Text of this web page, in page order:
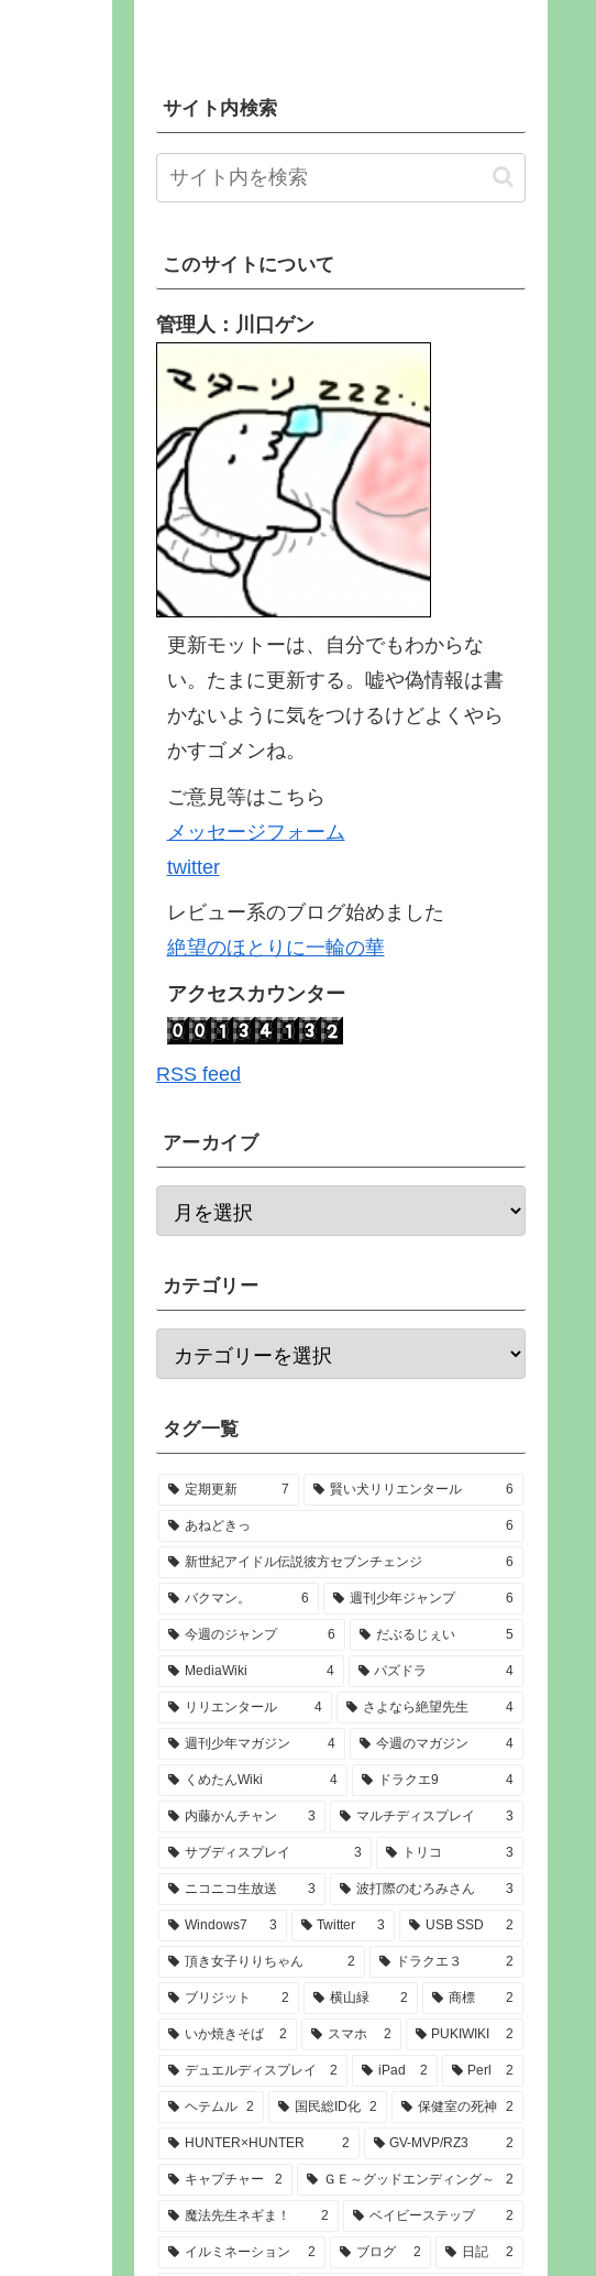
サイト内検索
このサイトについて
管理人：川口ゲン
更新モットーは、自分でもわからな
い。たまに更新する。嘘や偽情報は書
かないように気をつけるけどよくやら
かすゴメンね。
ご意見等はこちら
メッセージフォーム
twitter
レビュー系のブログ始めました
絶望のほとりに一輪の華
アクセスカウンター
RSS feed
アーカイブ
カテゴリー
タグ一覧
定期更新 7 賢い犬リリエンタール 6
あねどきっ 6
新世紀アイドル伝説彼方セブンチェンジ 6
バクマン。 6 週刊少年ジャンプ 6
今週のジャンプ 6 だぶるじぇい 5
MediaWiki 4 パズドラ 4
リリエンタール 4 さよなら絶望先生 4
週刊少年マガジン 4 今週のマガジン 4
くめたんWiki 4 ドラクエ9 4
内藤かんチャン 3 マルチディスプレイ 3
サブディスプレイ 3 トリコ 3
ニコニコ生放送 3 波打際のむろみさん 3
Windows7 3 Twitter 3 USB SSD 2
頂き女子りりちゃん 2 ドラクエ３ 2
ブリジット 2 横山緑 2 商標 2
いか焼きそば 2 スマホ 2 PUKIWIKI 2
デュエルディスプレイ 2 iPad 2 Perl 2
ヘテムル 2 国民総ID化 2 保健室の死神 2
HUNTER×HUNTER 2 GV-MVP/RZ3 2
キャプチャー 2 ＧＥ～グッドエンディング～ 2
魔法先生ネギま！ 2 ベイビーステップ 2
イルミネーション 2 ブログ 2 日記 2